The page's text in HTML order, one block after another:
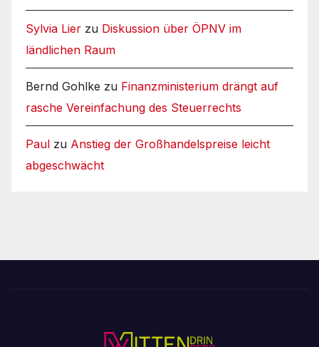
Sylvia Lier zu Diskussion über ÖPNV im
ländlichen Raum
Bernd Gohlke zu Finanzministerium drängt auf
rasche Vereinfachung des Steuerrechts
Paul zu Anstieg der Großhandelspreise leicht
abgeschwächt